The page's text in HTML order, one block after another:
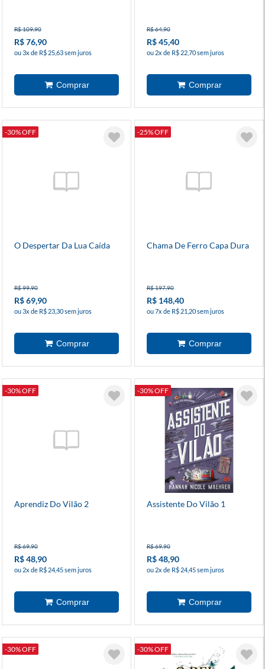
R$ 109,90
R$ 76,90
ou 3x de R$ 25,63 sem juros
R$ 64,90
R$ 45,40
ou 2x de R$ 22,70 sem juros
-30% OFF
O Despertar Da Lua Caída
R$ 99,90
R$ 69,90
ou 3x de R$ 23,30 sem juros
-25% OFF
Chama De Ferro Capa Dura
R$ 197,90
R$ 148,40
ou 7x de R$ 21,20 sem juros
-30% OFF
Aprendiz Do Vilão 2
R$ 69,90
R$ 48,90
ou 2x de R$ 24,45 sem juros
-30% OFF
Assistente Do Vilão 1
R$ 69,90
R$ 48,90
ou 2x de R$ 24,45 sem juros
-30% OFF -30% OFF